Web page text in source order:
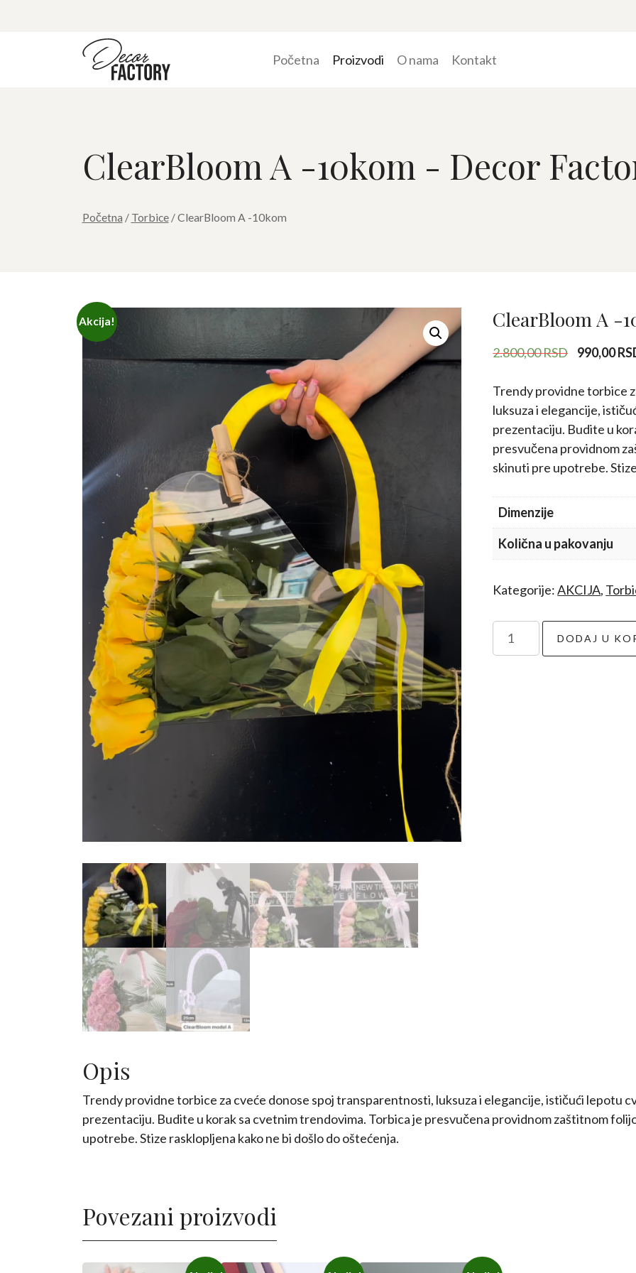
Početna Proizvodi O nama Kontakt
ClearBloom A -10kom - Decor
Početna / Torbice/ ClearBloom A -10kom
Akcija! ClearBloom A -
2.800,00RSD
Originalna
je
bila:
2.800,00
990,00
Trendy providne torbice
luksuza i elegancije,
prezentaciju. Budite u
presvučena providnom
skinuti pre upotrebe.
Dimenzije
Količna u pakovanju
Kategorije:AKCIJA,
DODAJ U
Opis
Trendy providne torbice za cveće donose spoj transparentnosti, luksuza i elegancije, ističući lepotu
prezentaciju. Budite u korak sa cvetnim trendovima. Torbica je presvučena providnom zaštitnom
upotrebe. Stize rasklopljena kako ne bi došlo do oštećenja.
Povezani proizvodi